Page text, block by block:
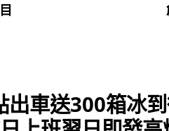
車送300箱冰